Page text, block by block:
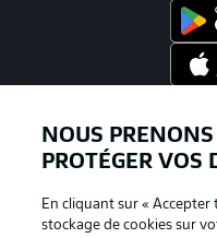
NOUS PRENONS
PROTÉGER VOS
En cliquant sur « Accepter
stockage de cookies sur